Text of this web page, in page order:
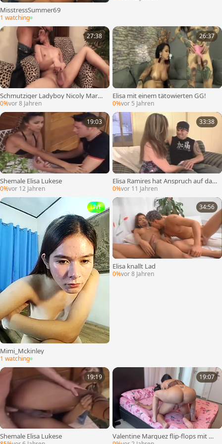
MisstressSummer69
1 watching
27:38
Schmutziger Ladyboy Nicoly Marqu
ez gefickt
0%vor 8 Jahren
26:37
Elisa mit einem tätowierten GG!
0%vor 5 Jahren
19:03
Shemale Elisa Lukese
0%vor 12 Jahren
33:38
Elisa Ramires hat Anspruch auf das,
was sie will!
0%vor 11 Jahren
LIVE
Mimi_Mckinley
1 watching
34:56
Elisa knallt Lad
0%vor 8 Jahren
19:19
Shemale Elisa Lukese
19:07
Valentine Marquez flip-flops mit He